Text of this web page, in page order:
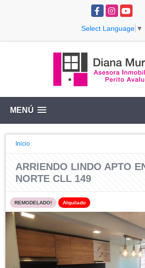
Facebook
InstagramYouTube
Select Language ▼
MENÚ
Inicio
ARRIENDO LINDO APTO
NORTE CLL 149
REMODELADO! Alquilado